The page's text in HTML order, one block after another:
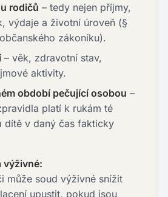
rodičů – tedy nejen příjmy,
výdaje a životní úroveň (§
zákoníku).
– věk, zdravotní stav,
aktivity.
období pečující osobou –
platí k rukám té
dítě v daný čas fakticky
výživné:
může soud výživné snížit
upustit, pokud jsou